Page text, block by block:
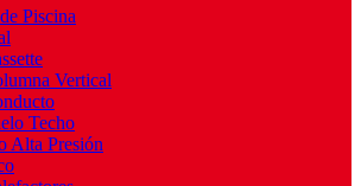
Piscina
Vertical
Techo
Alta Presión